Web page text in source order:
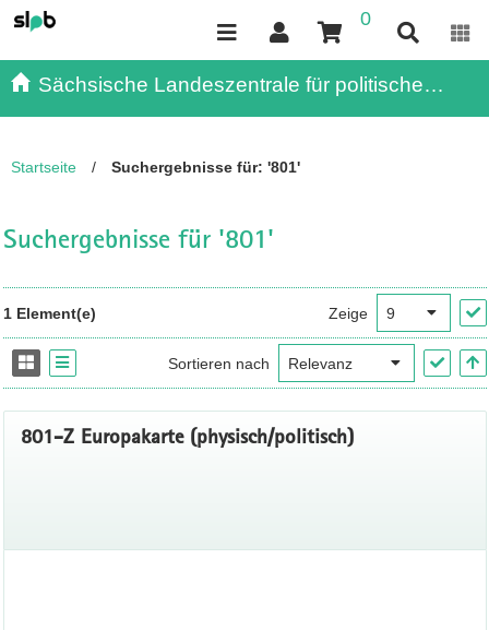
0
Sächsische Landeszentrale für politische
Startseite / Suchergebnisse für: '801'
Suchergebnisse für '801'
1 Element(e) Zeige
Sortieren nach
801-Z Europakarte (physisch/politisch)